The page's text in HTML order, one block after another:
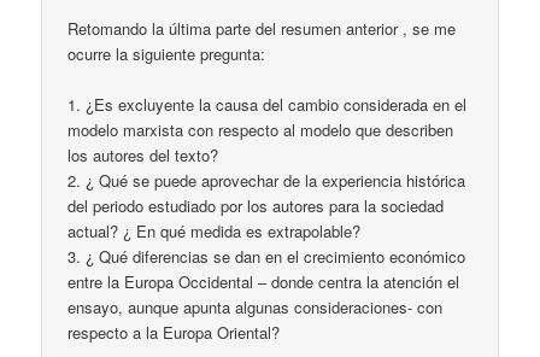
Retomando la última parte del resumen anterior , se me
ocurre la siguiente pregunta:
1. ¿Es excluyente la causa del cambio considerada en el
modelo marxista con respecto al modelo que describen
los autores del texto?
2. ¿ Qué se puede aprovechar de la experiencia histórica
del periodo estudiado por los autores para la sociedad
actual? ¿ En qué medida es extrapolable?
3. ¿ Qué diferencias se dan en el crecimiento económico
entre la Europa Occidental – donde centra la atención el
ensayo, aunque apunta algunas consideraciones- con
respecto a la Europa Oriental?